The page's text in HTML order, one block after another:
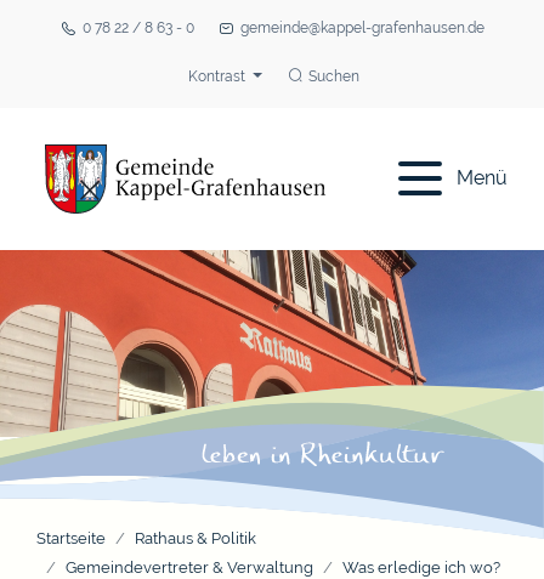
0 78 22 / 8 63 - 0 gemeinde@kappel-grafenhausen.de
Kontrast Suchen
Menü
Startseite
Rathaus & Politik
Gemeindevertreter & Verwaltung
Was erledige ich wo?